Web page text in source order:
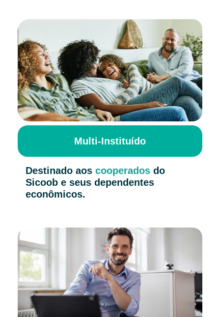
Multi-Instituído
Destinado aos cooperados do
Sicoob e seus dependentes
econômicos.